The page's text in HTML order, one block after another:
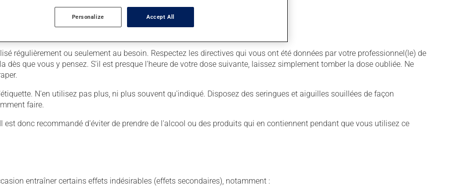
l'injection;
ainsi formé.
de nouveau une dose au même endroit.
régulièrement ou seulement au besoin. Respectez les directives qui vous ont été données par votre professionnel(le) de
dès que vous y pensez. S'il est presque l'heure de votre dose suivante, laissez simplement tomber la dose oubliée. Ne
N'en utilisez pas plus, ni plus souvent qu'indiqué. Disposez des seringues et aiguilles souillées de façon
faire.
donc recommandé d'éviter de prendre de l'alcool ou des produits qui en contiennent pendant que vous utilisez ce
entraîner certains effets indésirables (effets secondaires), notamment :
Personalize Accept All